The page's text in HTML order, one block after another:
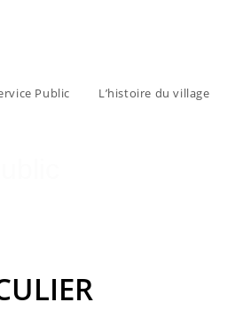
Public L’histoire du village